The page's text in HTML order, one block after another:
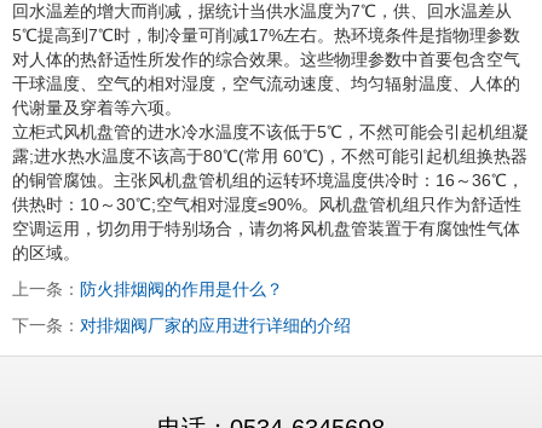
回水温差的增大而削减，据统计当供水温度为7℃，供、回水温差从
5℃提高到7℃时，制冷量可削减17%左右。热环境条件是指物理参数
对人体的热舒适性所发作的综合效果。这些物理参数中首要包含空气
干球温度、空气的相对湿度，空气流动速度、均匀辐射温度、人体的
代谢量及穿着等六项。
立柜式风机盘管的进水冷水温度不该低于5℃，不然可能会引起机组凝
露;进水热水温度不该高于80℃(常用 60℃)，不然可能引起机组换热器
的铜管腐蚀。主张风机盘管机组的运转环境温度供冷时：16～36℃，
供热时：10～30℃;空气相对湿度≤90%。风机盘管机组只作为舒适性
空调运用，切勿用于特别场合，请勿将风机盘管装置于有腐蚀性气体
的区域。
上一条： 防火排烟阀的作用是什么？
下一条： 对排烟阀厂家的应用进行详细的介绍